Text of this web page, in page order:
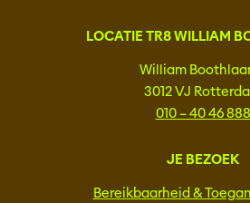
LOCATIE TR8 WILLIAM
William
3012 VJ
010 – 40 46 888
JE BEZOEK
Bereikbaarheid &